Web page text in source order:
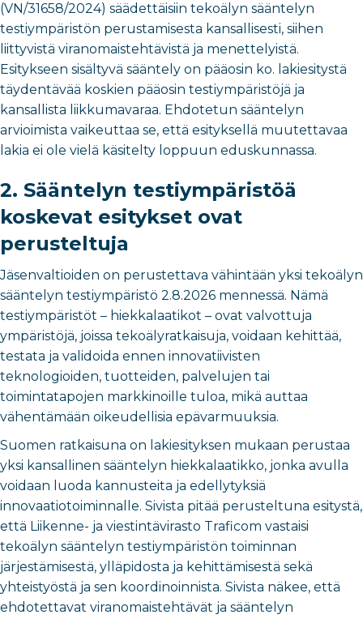
(VN/31658/2024) säädettäisiin tekoälyn sääntelyn
testiympäristön perustamisesta kansallisesti, siihen
liittyvistä viranomaistehtävistä ja menettelyistä.
Esitykseen sisältyvä sääntely on pääosin ko. lakiesitystä
täydentävää koskien pääosin testiympäristöjä ja
kansallista liikkumavaraa. Ehdotetun sääntelyn
arvioimista vaikeuttaa se, että esityksellä muutettavaa
lakia ei ole vielä käsitelty loppuun eduskunnassa.
2. Sääntelyn testiympäristöä
koskevat esitykset ovat
perusteltuja
Jäsenvaltioiden on perustettava vähintään yksi tekoälyn
sääntelyn testiympäristö 2.8.2026 mennessä. Nämä
testiympäristöt – hiekkalaatikot – ovat valvottuja
ympäristöjä, joissa tekoälyratkaisuja, voidaan kehittää,
testata ja validoida ennen innovatiivisten
teknologioiden, tuotteiden, palvelujen tai
toimintatapojen markkinoille tuloa, mikä auttaa
vähentämään oikeudellisia epävarmuuksia.
Suomen ratkaisuna on lakiesityksen mukaan perustaa
yksi kansallinen sääntelyn hiekkalaatikko, jonka avulla
voidaan luoda kannusteita ja edellytyksiä
innovaatiotoiminnalle. Sivista pitää perusteltuna esitystä,
että Liikenne- ja viestintävirasto Traficom vastaisi
tekoälyn sääntelyn testiympäristön toiminnan
järjestämisestä, ylläpidosta ja kehittämisestä sekä
yhteistyöstä ja sen koordinoinnista. Sivista näkee, että
ehdotettavat viranomaistehtävät ja sääntelyn